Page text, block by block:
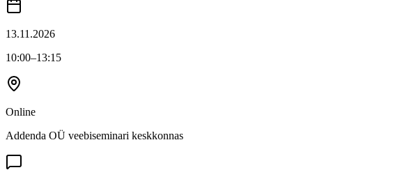
13.11.2026
10:00–13:15
Online
Addenda OÜ veebiseminari keskkonnas